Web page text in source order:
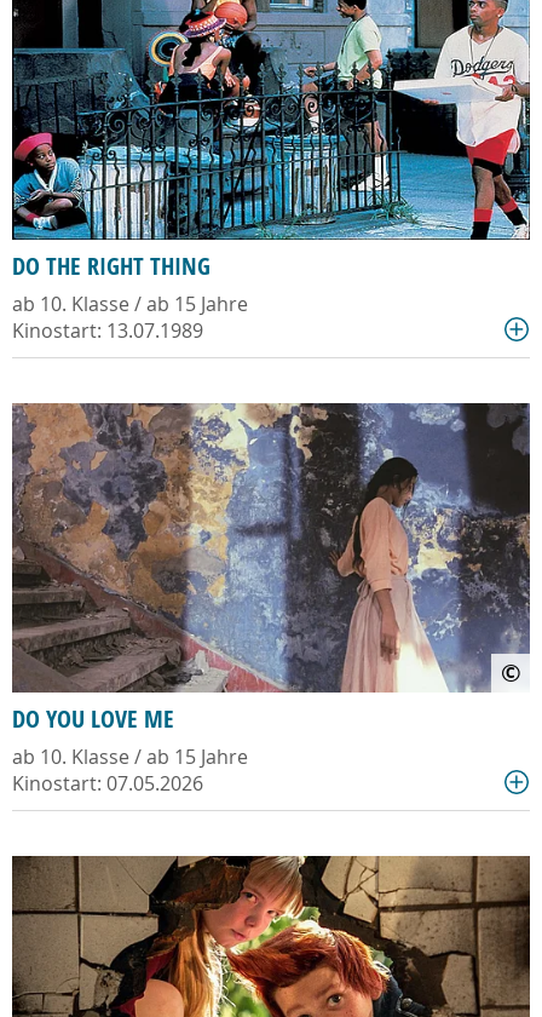
DO THE RIGHT THING
ab 10. Klasse / ab 15 Jahre
Kinostart: 13.07.1989
©
DO YOU LOVE ME
ab 10. Klasse / ab 15 Jahre
Kinostart: 07.05.2026